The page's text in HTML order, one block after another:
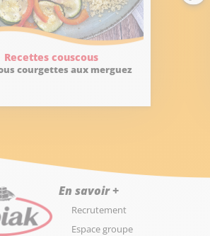
Recettes couscous
courgettes aux merguez
En savoir +
Recrutement
Espace groupe